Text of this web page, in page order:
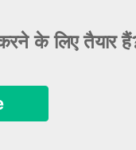
के लिए तैयार